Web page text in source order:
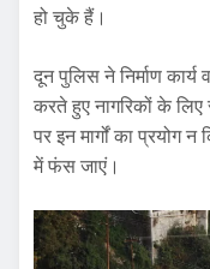
हो चुके हैं।
दून पुलिस ने निर्माण कार्य
करते हुए नागरिकों के
पर इन मार्गों का प्रयोग
में फंस जाएं।